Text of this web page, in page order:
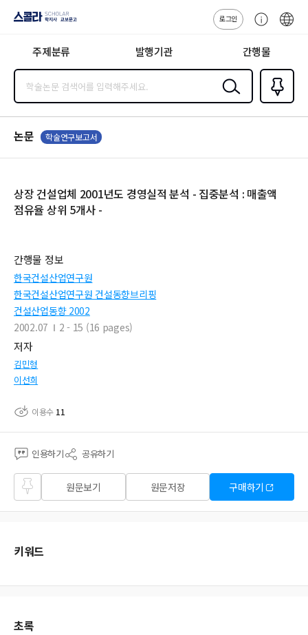
지사·교보문고
로그인
센
주제분류 발행기관 간행물
검색
즐겨찾
기0
논문 학술연구보고서
상장 건설업체 2001년도 경영실적 분석 - 집중분석 : 매출액
점유율 상위 5개사 -
간행물 정보
한국건설산업연구원
한국건설산업연구원 건설동향브리핑
건설산업동향 2002
2002.07
2 - 15 (16 pages)
저자
김민형
이선희
이용수 11
인용하기 공유하기
즐겨
찾기
원문보기 원문저장 구매하기
키워드
초록